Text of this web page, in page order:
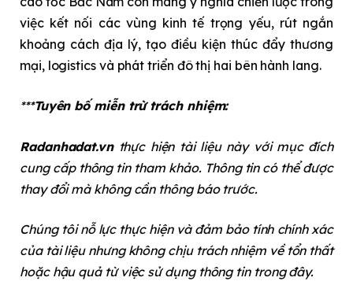
việc kết nối các vùng kinh tế trọng yếu, rút ngắn
khoảng cách địa lý, tạo điều kiện thúc đẩy thương
mại, logistics và phát triển đô thị hai bên hành lang.
***Tuyên bố miễn trừ trách nhiệm:
Radanhadat.vnthực hiện tài liệu này với mục đích
cung cấp thông tin tham khảo. Thông tin có thể được
thay đổi mà không cần thông báo trước.
Chúng tôi nỗ lực thực hiện và đảm bảo tính chính xác
của tài liệu nhưng không chịu trách nhiệm về tổn thất
hoặc hậu quả từ việc sử dụng thông tin trong đây.